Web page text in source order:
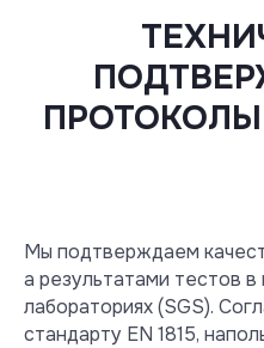
Мы подтверждаем
а результатами тестов
лабораториях (SGS).
стандарту EN 1815,